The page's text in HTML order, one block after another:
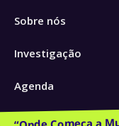
new new
Sobre nós
Investigação
Agenda
Publicações e